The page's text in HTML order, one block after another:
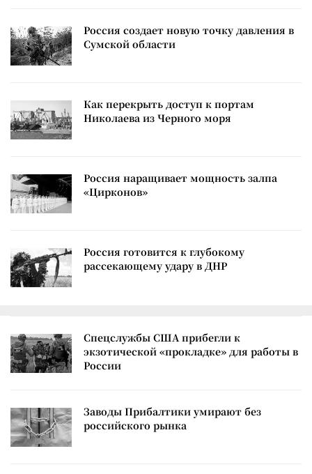
Россия создает новую точку давления в
Сумской области
Как перекрыть доступ к портам
Николаева из Черного моря
Россия наращивает мощность залпа
«Цирконов»
Россия готовится к глубокому
рассекающему удару в ДНР
Спецслужбы США прибегли к
экзотической «прокладке» для работы в
России
Заводы Прибалтики умирают без
российского рынка